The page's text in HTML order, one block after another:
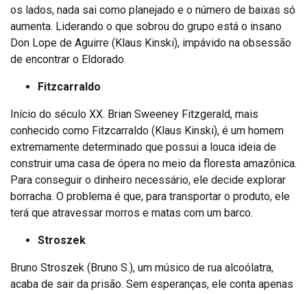
os lados, nada sai como planejado e o número de baixas só
aumenta. Liderando o que sobrou do grupo está o insano
Don Lope de Aguirre (Klaus Kinski), impávido na obsessão
de encontrar o Eldorado.
Fitzcarraldo
Início do século XX. Brian Sweeney Fitzgerald, mais
conhecido como Fitzcarraldo (Klaus Kinski), é um homem
extremamente determinado que possui a louca ideia de
construir uma casa de ópera no meio da floresta amazônica.
Para conseguir o dinheiro necessário, ele decide explorar
borracha. O problema é que, para transportar o produto, ele
terá que atravessar morros e matas com um barco.
Stroszek
Bruno Stroszek (Bruno S.), um músico de rua alcoólatra,
acaba de sair da prisão. Sem esperanças, ele conta apenas